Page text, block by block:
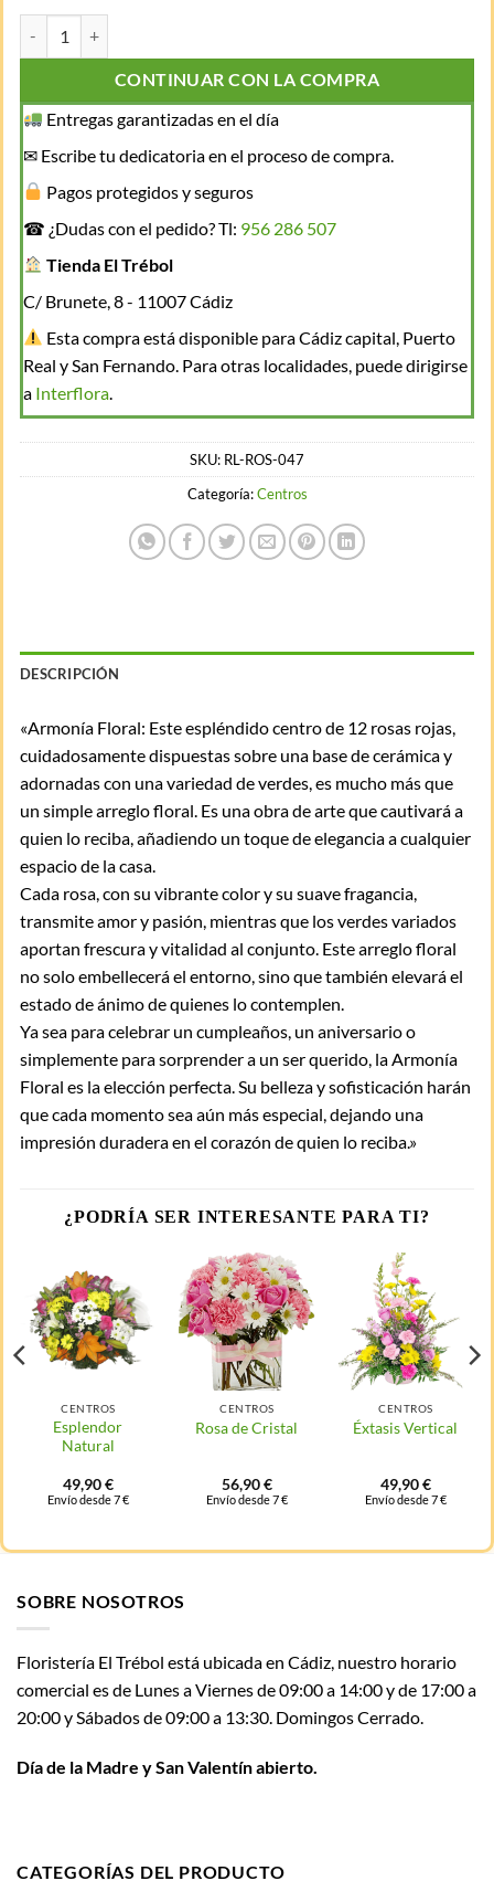
CONTINUAR CON LA COMPRA
Entregas garantizadas en el día
✉ Escribe tu dedicatoria en el proceso de compra.
Pagos protegidos y seguros
☎ ¿Dudas con el pedido? Tl: 956 286 507
Tienda El Trébol
C/ Brunete, 8 - 11007 Cádiz
Esta compra está disponible para Cádiz capital, Puerto
Real y San Fernando. Para otras localidades, puede dirigirse
a Interflora
SKU: RL-ROS-047
Categoría:Centros
DESCRIPCIÓN
«Armonía Floral: Este espléndido centro de 12 rosas rojas,
cuidadosamente dispuestas sobre una base de cerámica y
adornadas con una variedad de verdes, es mucho más que
un simple arreglo floral. Es una obra de arte que cautivará a
quien lo reciba, añadiendo un toque de elegancia a cualquier
espacio de la casa.
Cada rosa, con su vibrante color y su suave fragancia,
transmite amor y pasión, mientras que los verdes variados
aportan frescura y vitalidad al conjunto. Este arreglo floral
no solo embellecerá el entorno, sino que también elevará el
estado de ánimo de quienes lo contemplen.
Ya sea para celebrar un cumpleaños, un aniversario o
simplemente para sorprender a un ser querido, la Armonía
Floral es la elección perfecta. Su belleza y sofisticación harán
que cada momento sea aún más especial, dejando una
impresión duradera en el corazón de quien lo reciba.»
¿PODRÍA SER INTERESANTE PARA TI?
CENTROS
Esplendor
Natural
49,90€
Envío desde 7 €
CENTROS
Rosa de Cristal
56,90€
Envío desde 7 €
CENTROS
Éxtasis Vertical
49,90€
Envío desde 7 €
SOBRE NOSOTROS
Floristería El Trébol está ubicada en Cádiz, nuestro horario
comercial es de Lunes a Viernes de 09:00 a 14:00 y de 17:00 a
20:00 y Sábados de 09:00 a 13:30. Domingos Cerrado.
Día de la Madre y San Valentín abierto.
CATEGORÍAS DEL PRODUCTO